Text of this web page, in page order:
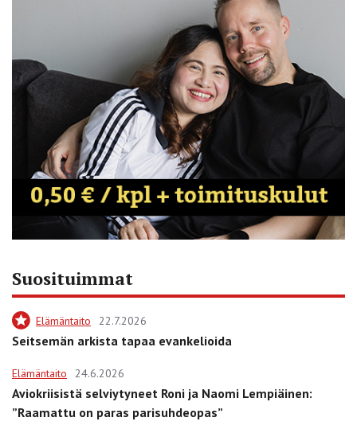
Suosituimmat
Elämäntaito 22.7.2026
Seitsemän arkista tapaa evankelioida
Elämäntaito 24.6.2026
Aviokriisistä selviytyneet Roni ja Naomi Lempiäinen:
”Raamattu on paras parisuhdeopas”